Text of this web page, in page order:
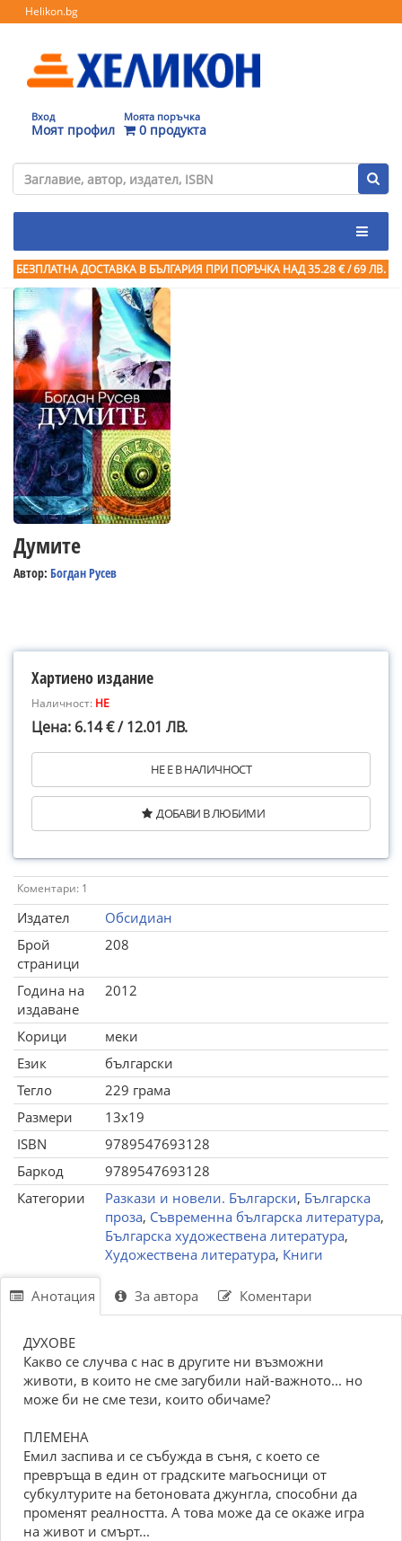
Helikon.bg
Вход
Моят профил
Моята поръчка
0 продукта
БЕЗПЛАТНА ДОСТАВКА В БЪЛГАРИЯ ПРИ ПОРЪЧКА НАД 35.28 € / 69 ЛВ.
Думите
Автор: Богдан Русев
Хартиено издание
Наличност: НЕ
Цена: 6.14 € / 12.01 ЛВ.
НЕ Е В НАЛИЧНОСТ
ДОБАВИ В ЛЮБИМИ
Коментари: 1
Издател
Обсидиан
Брой
страници
208
Година на
издаване
2012
Корици
меки
Език
български
Тегло
229 грама
Размери
13x19
ISBN
9789547693128
Баркод
9789547693128
Категории
Разкази и новели. Български, Българска
проза, Съвременна българска литература,
Българска художествена литература,
Художествена литература, Книги
Анотация За автора Коментари
ДУХОВЕ
Какво се случва с нас в другите ни възможни
животи, в които не сме загубили най-важното... но
може би не сме тези, които обичаме?
ПЛЕМЕНА
Емил заспива и се събужда в съня, с което се
превръща в един от градските магьосници от
субкултурите на бетоновата джунгла, способни да
променят реалността. А това може да се окаже игра
на живот и смърт...